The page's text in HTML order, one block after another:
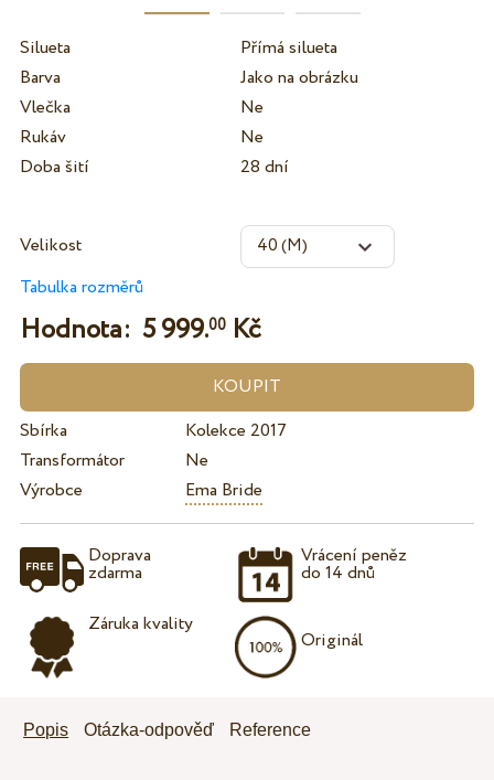
Silueta
Přímá silueta
Barva
Jako na obrázku
Vlečka
Ne
Rukáv
Ne
Doba šití
28 dní
Velikost
Tabulka rozměrů
Hodnota: 5 999.00Kč
Sbírka
Kolekce 2017
Transformátor
Ne
Výrobce
Ema Bride
Doprava
zdarma
Záruka kvality
Vrácení peněz
do 14 dnů
Originál
Popis Otázka-odpověď Reference